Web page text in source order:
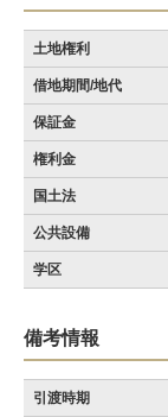
土地権利
借地期間/地代
保証金
権利金
国土法
公共設備
学区
備考情報
引渡時期